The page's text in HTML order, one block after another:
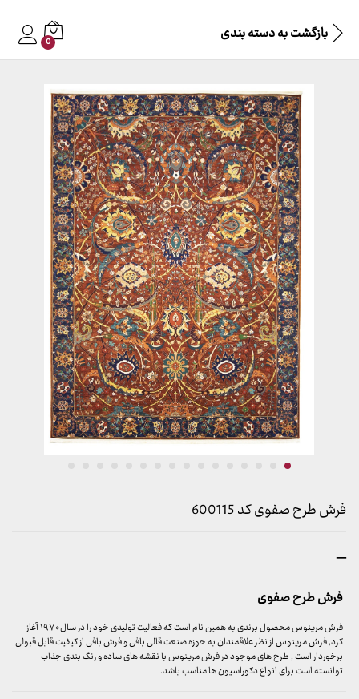
بازگشت بهدسته بندی 0
فرش طرح صفوی کد 600115
–محدوده
899,000 تومان
تا
23,999,000 تومان
فرش طرح صفوی
فرش مرینوس محصول برندی به همین نام است که فعالیت تولیدی خود را در سال ۱۹۷۰ آغاز
کرد, فرش مرینوس از نظر علاقمندان به حوزه صنعت قالی بافی و فرش بافی از کیفیت قابل قبولی
برخوردار است , طرح های موجود در فرش مرینوس با نقشه های ساده و رنگ بندی جذاب
توانسته است برای انواع دکوراسیون ها مناسب باشد.